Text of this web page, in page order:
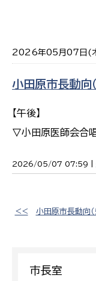
2026年05月07日(
小田原市長動向（
【午後】
▽小田原医師会合唱
2026/05/07 07:59 |
<< 小田原市長動向（
市長室